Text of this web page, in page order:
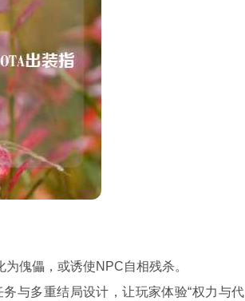
傀儡，或诱使NPC自相残杀。
与多重结局设计，让玩家体验“权力与代